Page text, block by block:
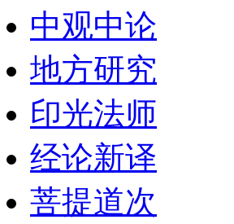
中观中论
地方研究
印光法师
经论新译
菩提道次